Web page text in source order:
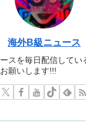
海外B級ニュース
スを毎日配信してい
願いします!!!